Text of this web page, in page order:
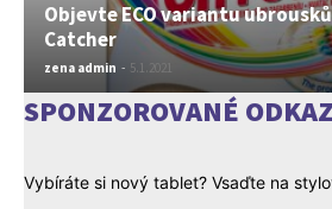
Objevte ECO variantu
Catcher
zena admin - 5.1.2021
SPONZOROVANÉ
Vybíráte si nový tablet? Vsaďte na